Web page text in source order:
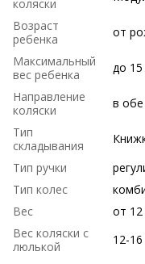
коляски
Возраст
ребенка
от
Максимальный
вес ребенка
до 15
Направление
коляски
в
Тип
складывания
Тип ручки
Тип колес
Вес
от 12
Вес коляски с
люлькой
12-16